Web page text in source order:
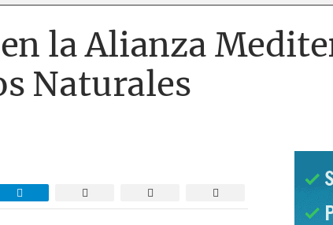
la Alianza
Naturales